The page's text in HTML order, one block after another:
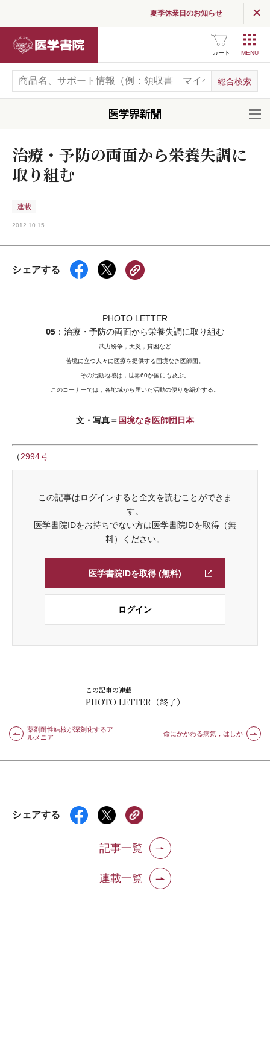
夏季休業日のお知らせ
カート
治療・予防の両面から栄養失調に
取り組む
連載
2012.10.15
シェアする
PHOTO LETTER
05 ：治療・予防の両面から栄養失調に取り組む
武力紛争，天災，貧困など
苦境に立つ人々に医療を提供する国境なき医師団。
その活動地域は，世界60か国にも及ぶ。
このコーナーでは，各地域から届いた活動の便りを紹介する。
文・写真＝国境なき医師団日本
（2994号
この記事はログインすると全文を読むことができま
す。
医学書院IDをお持ちでない方は医学書院IDを取得（無
料）ください。
医学書院IDを取得 (無料)
ログイン
この記事の連載
PHOTO LETTER（終了）
薬剤耐性結核が深刻化するア
ルメニア
命にかかわる病気，はしか
シェアする
記事一覧
連載一覧